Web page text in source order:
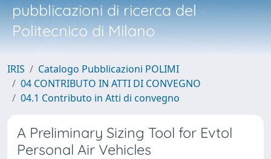
pubblicazioni di ricerca del
Politecnico di Milano
IRIS
Catalogo Pubblicazioni POLIMI
04 CONTRIBUTO IN ATTI DI CONVEGNO
04.1 Contributo in Atti di convegno
A Preliminary Sizing Tool for Evtol
Personal Air Vehicles